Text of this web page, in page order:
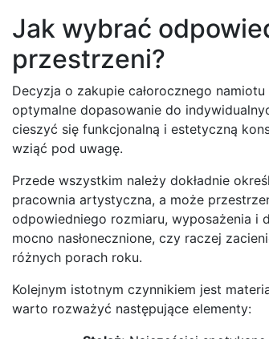
Jak wybrać
przestrzeni?
Decyzja o zakupie całorocznego
optymalne dopasowanie do
cieszyć się funkcjonalną i estetyczną
wziąć pod uwagę.
Przede wszystkim należy dokładnie
pracownia artystyczna, a może
odpowiedniego rozmiaru, wyposażenia i
mocno nasłonecznione, czy raczej
różnych porach roku.
Kolejnym istotnym czynnikiem jest
warto rozważyć następujące elementy: